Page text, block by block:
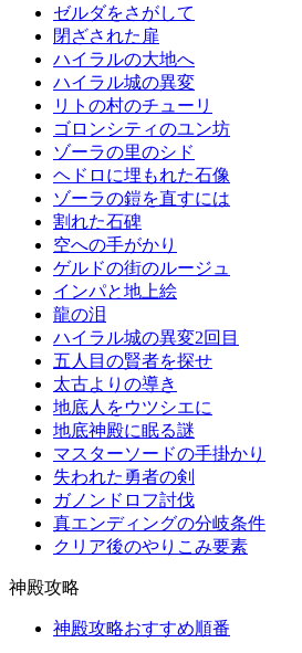
ゼルダをさがして
閉ざされた扉
ハイラルの大地へ
ハイラル城の異変
リトの村のチューリ
ゴロンシティのユン坊
ゾーラの里のシド
ヘドロに埋もれた石像
ゾーラの鎧を直すには
割れた石碑
空への手がかり
ゲルドの街のルージュ
インパと地上絵
龍の泪
ハイラル城の異変2回目
五人目の賢者を探せ
太古よりの導き
地底人をウツシエに
地底神殿に眠る謎
マスターソードの手掛かり
失われた勇者の剣
ガノンドロフ討伐
真エンディングの分岐条件
クリア後のやりこみ要素
神殿攻略
神殿攻略おすすめ順番